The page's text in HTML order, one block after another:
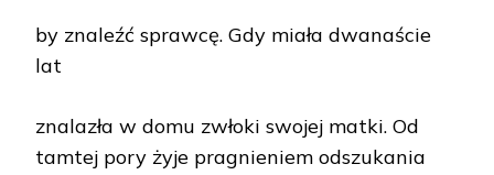
by znaleźć sprawcę. Gdy miała dwanaście
lat
znalazła w domu zwłoki swojej matki. Od
tamtej pory żyje pragnieniem odszukania